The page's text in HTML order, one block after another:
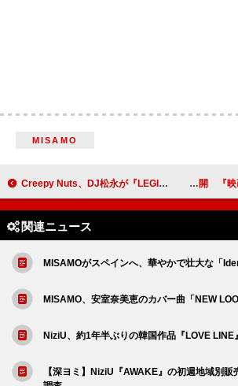
MISAMO
Creepy Nuts、DJ松永が『LEGION』全曲ミックス あいみょん、静岡・朝霧
関連ニュース
MISAMOがスペインへ、華やかで壮大な「
MISAMO、安室奈美恵のカバー曲「NEW
NiziU、約1年半ぶりの韓国作品『LOVE LINE
【深ヨミ】NiziU『AWAKE』の初週地域別